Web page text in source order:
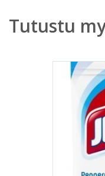
Tutustu